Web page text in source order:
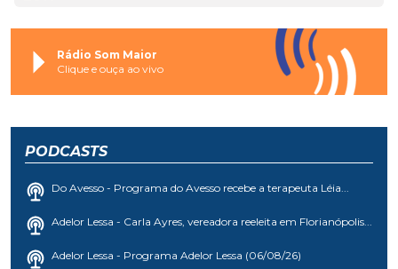
Rádio Som Maior
Clique e ouça ao vivo
PODCASTS
Do Avesso - Programa do Avesso recebe a terapeuta Léia...
Adelor Lessa - Carla Ayres, vereadora reeleita em Florianópolis...
Adelor Lessa - Programa Adelor Lessa (06/08/26)